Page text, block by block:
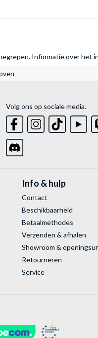
Informatie over het
Volg ons op sociale media.
Info & hulp
Contact
Beschikbaarheid
Betaalmethodes
Verzenden & afhalen
Showroom &
Retourneren
Service